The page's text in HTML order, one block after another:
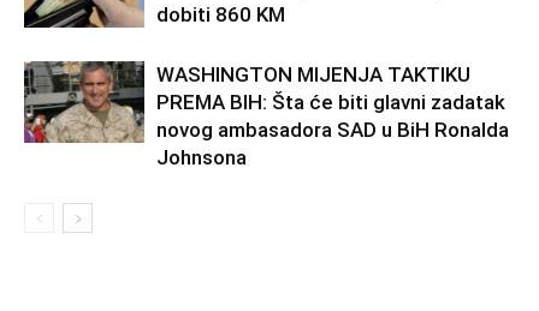
dobiti 860 KM
WASHINGTON MIJENJA TAKTIKU
PREMA BIH: Šta će biti glavni zadatak
novog ambasadora SAD u BiH Ronalda
Johnsona